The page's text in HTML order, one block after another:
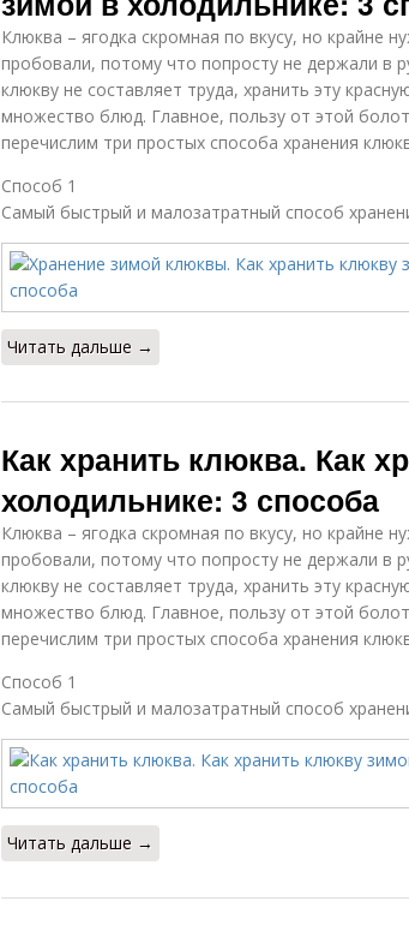
Клюква – ягодка скромная по вкусу, но крайне
пробовали, потому что попросту не держали в
клюкву не составляет труда, хранить эту
множество блюд. Главное, пользу от этой
перечислим три простых способа хранения
Способ 1
Самый быстрый и малозатратный способ
Читать дальше →
Как хранить клюква. Как
холодильнике: 3 способа
Клюква – ягодка скромная по вкусу, но крайне
пробовали, потому что попросту не держали в
клюкву не составляет труда, хранить эту
множество блюд. Главное, пользу от этой
перечислим три простых способа хранения
Способ 1
Самый быстрый и малозатратный способ
Читать дальше →